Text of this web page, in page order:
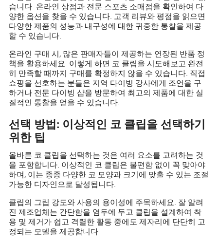
습니다. 온라인 상점과 전문 스포츠 소매점을 확인하여 다
양한 옵션을 찾을 수 있습니다. 고객 리뷰와 평점을 읽으면
다양한 제품의 성능과 내구성에 대한 귀중한 통찰을 제공
할 수 있습니다.
온라인 구매 시, 많은 판매자들이 제공하는 연장된 반품 정
책을 활용하세요. 이렇게 하면 코 클립을 시도해보고 완전
히 만족할 때까지 구매를 확정하지 않을 수 있습니다. 직접
쇼핑을 선호하는 분들은 지역 다이빙 강사에게 조언을 구
하거나 전문 다이빙 샵을 방문하여 최고의 제품에 대한 실
질적인 통찰을 얻을 수 있습니다.
선택 방법: 이상적인 코 클립을 선택하기
위한 팁
올바른 코 클립을 선택하는 것은 여러 요소를 고려하는 것
을 포함합니다. 이상적인 코 클립은 불편함 없이 꼭 맞아야
하며, 이는 종종 다양한 코 모양과 크기에 맞출 수 있는 조절
가능한 디자인으로 달성됩니다.
클립의 그립 강도와 사용의 용이성에 주목하세요. 잘 알려
진 제조업체는 간단함을 염두에 두고 클립을 설계하여 착
용 및 제거가 쉽고 격렬한 활동 중에도 제자리에 단단히 고
정되는 모델을 제공합니다.